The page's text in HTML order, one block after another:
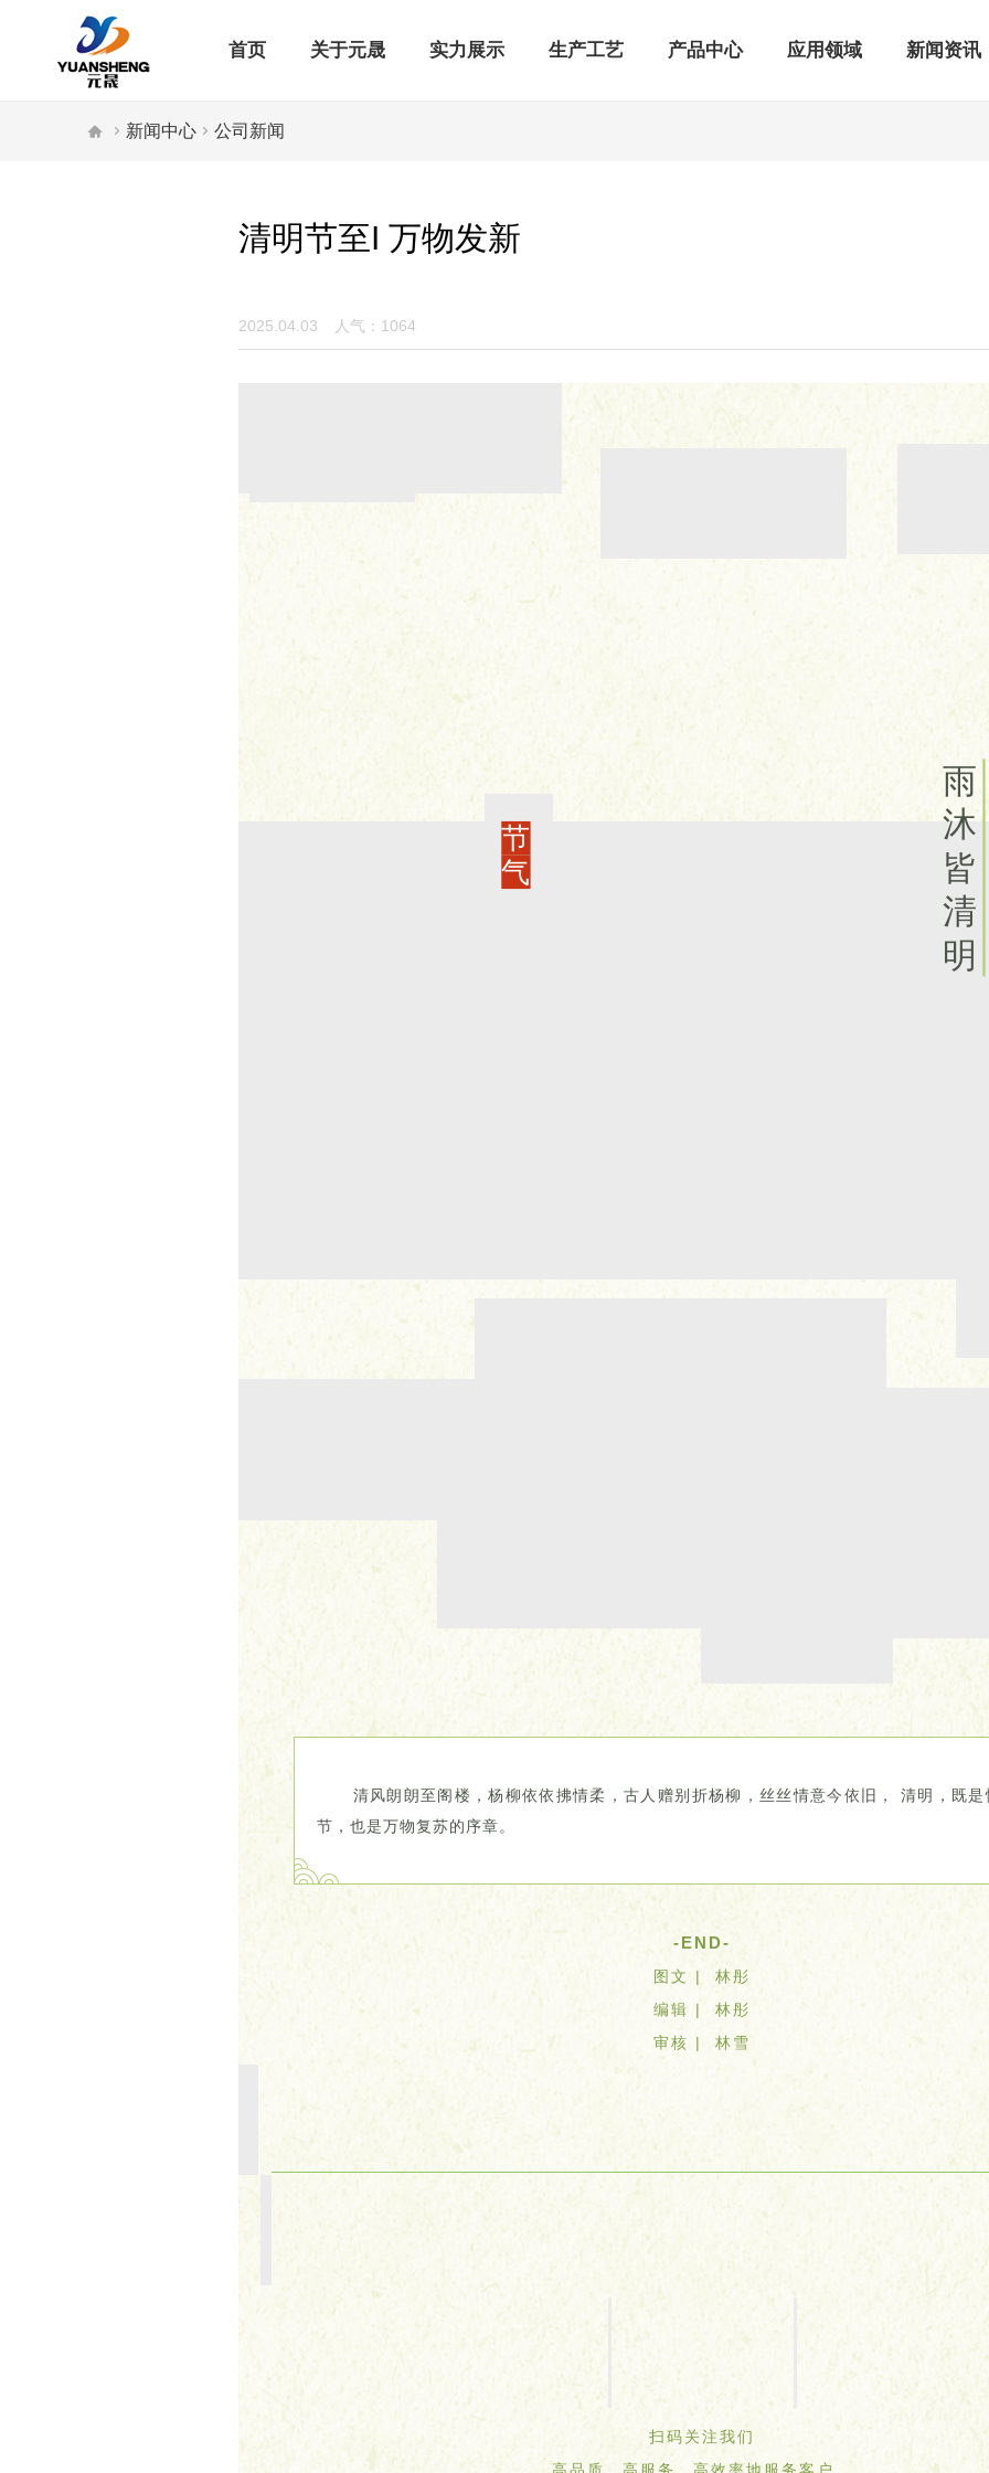
首页 关于元晟 实力展示 生产工艺 产品中心 应用领域 新闻资讯
  新闻中心  公司新闻
清明节至I 万物发新
2025.04.03 人气：1064
节
气
雨
沐
皆
清
明
清风朗朗至阁楼，杨柳依依拂情柔，古人赠别折杨柳，丝丝情意今依旧， 清明，既是
节，也是万物复苏的序章。
-END-
图文 | 林彤
编辑 | 林彤
审核 | 林雪
扫码关注我们